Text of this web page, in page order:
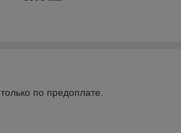
по предоплате.